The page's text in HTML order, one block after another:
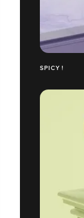
SPICY !